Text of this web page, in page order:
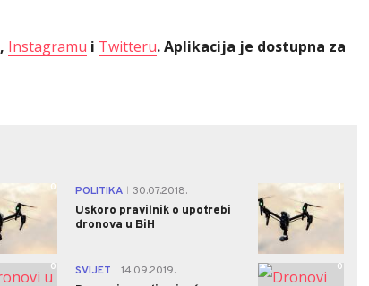
, Instagramu i Twitteru. Aplikacija je dostupna za
0 POLITIKA
30.07.2018.
Uskoro pravilnik o upotrebi
dronova u BiH
1
0 SVIJET
14.09.2019.
0